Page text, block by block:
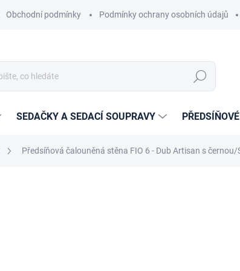
Obchodní podmínky Podmínky ochrany osobních údajů
Hledat
SEDAČKY A SEDACÍ SOUPRAVY
Předsíňová čalouněná stěna FIO 6 - Dub Artisan s